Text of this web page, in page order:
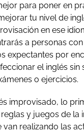
para poner en
tu nivel de
en ese
a personas
expectantes por
el inglés sin
o ejercicios.
improvisado, lo
y juegos de la
van realizando las